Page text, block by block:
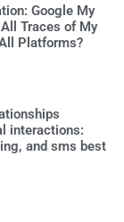
Google My
Traces of My
Platforms?
interactions:
and sms best